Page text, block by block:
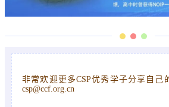
非常欢迎更多CSP优秀学子分享自己
csp@ccf.org.cn